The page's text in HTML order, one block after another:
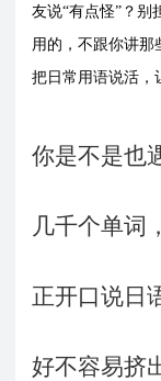
友说“有点怪”？别
用的，不跟你讲那
把日常用语说活，
你是不是也
几千个单词
正开口说日
好不容易挤